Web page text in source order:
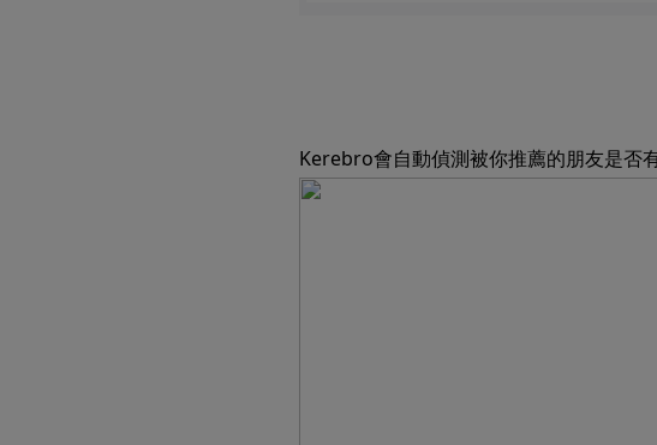
Kerebro會自動偵測被你推薦的朋友是否